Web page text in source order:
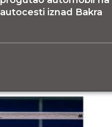
autocesti iznad Bakra